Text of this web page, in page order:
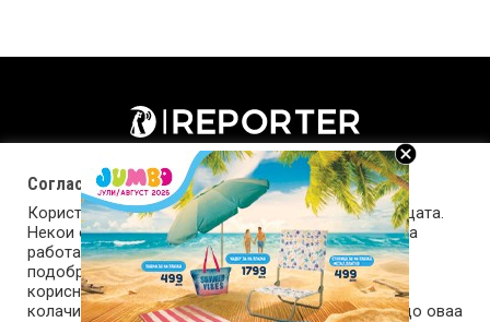
Согласност за колачиња (cookies)
Користиме колачиња за оптимизирање на страницата.
Некои од колачињата се од суштинско значење за
работата на страницата, а други помагаат да ја
подобриме оваа интернет страница и вашето
корисничко искуство. Напомена: задолжителните
колачиња се неопходни за користење и пристап до оваа